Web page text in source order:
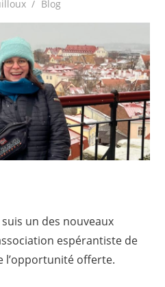
Blog
suis un des nouveaux
espérantiste de
l’opportunité offerte.